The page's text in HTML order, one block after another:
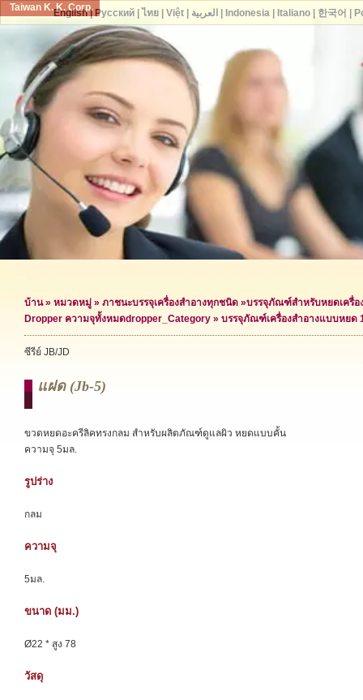
Taiwan K. K. Corp.
บ้าน» หมวดหมู่ » ภาชนะบรรจุเครื่องสำอางทุกชนิด »บรรจุภัณฑ์สำหรับหยดเครื่อ
Dropper ความจุทั้งหมดdropper_Category » บรรจุภัณฑ์เครื่องสำอางแบบหยด
ซีรีย์ JB/JD
แฝด (jb-5)
ขวดหยดอะครีลิคทรงกลม สำหรับผลิตภัณฑ์ดูแลผิว หยดแบบคั้น
ความจุ 5มล.
รูปร่าง
กลม
ความจุ
5มล.
ขนาด (มม.)
Ø22 * สูง 78
วัสดุ
English| Русский| ไทย| Việt| العربية Indonesia| Italiano| 한국어